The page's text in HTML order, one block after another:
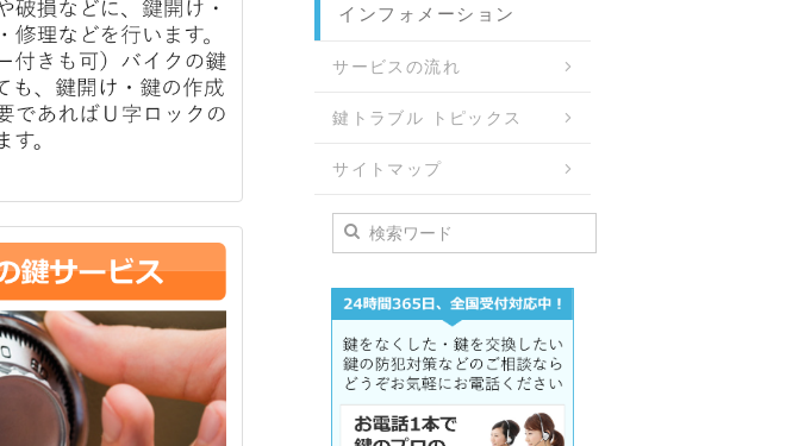
インフォメーション
サービスの流れ
鍵トラブル トピックス
サイトマップ